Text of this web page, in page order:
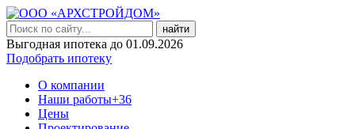
найти
Выгодная ипотека до 01.09.2026
Подобрать ипотеку
О компании
Наши работы+36
Цены